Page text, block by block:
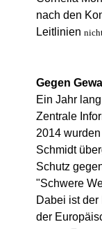
nach den
Leitlinien
Gegen
Ein Jahr
Zentrale
2014
Schmidt
Schutz
"Schwere
Dabei ist
der